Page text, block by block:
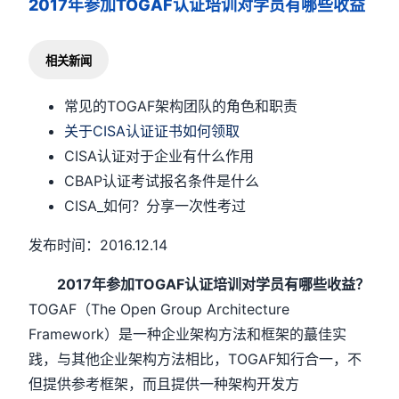
2017年参加TOGAF认证培训对学员有哪些收益
相关新闻
常见的TOGAF架构团队的角色和职责
关于CISA认证证书如何领取
CISA认证对于企业有什么作用
CBAP认证考试报名条件是什么
CISA_如何？分享一次性考过
发布时间：2016.12.14
2017年参加TOGAF认证培训对学员有哪些收益？
TOGAF（The Open Group Architecture
Framework）是一种企业架构方法和框架的蕞佳实
践，与其他企业架构方法相比，TOGAF知行合一，不
但提供参考框架，而且提供一种架构开发方